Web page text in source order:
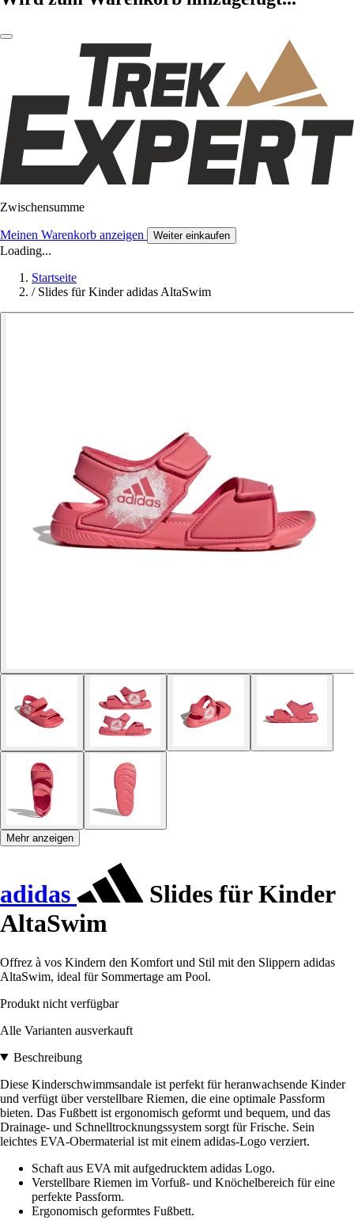
Zwischensumme
Meinen Warenkorb anzeigen Weiter einkaufen
Loading...
Startseite
/ Slides für Kinder adidas AltaSwim
Mehr anzeigen
adidas
Slides für Kinder
AltaSwim
Offrez à vos Kindern den Komfort und Stil mit den Slippern adidas
AltaSwim, ideal für Sommertage am Pool.
Produkt nicht verfügbar
Alle Varianten ausverkauft
Beschreibung
Diese Kinderschwimmsandale ist perfekt für heranwachsende Kinder
und verfügt über verstellbare Riemen, die eine optimale Passform
bieten. Das Fußbett ist ergonomisch geformt und bequem, und das
Drainage- und Schnelltrocknungssystem sorgt für Frische. Sein
leichtes EVA-Obermaterial ist mit einem adidas-Logo verziert.
Schaft aus EVA mit aufgedrucktem adidas Logo.
Verstellbare Riemen im Vorfuß- und Knöchelbereich für eine
perfekte Passform.
Ergonomisch geformtes Fußbett.